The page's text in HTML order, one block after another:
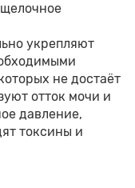
укрепляют
не достаёт
отток мочи и
давление,
токсины и